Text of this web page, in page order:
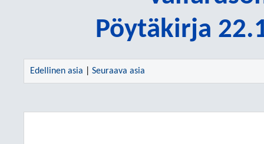
Pöytäkirja
Edellinen asia Seuraava asia